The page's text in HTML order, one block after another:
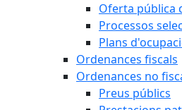
Oferta pública
Processos
Plans
Ordenances fiscals
Ordenances no
Preus públics